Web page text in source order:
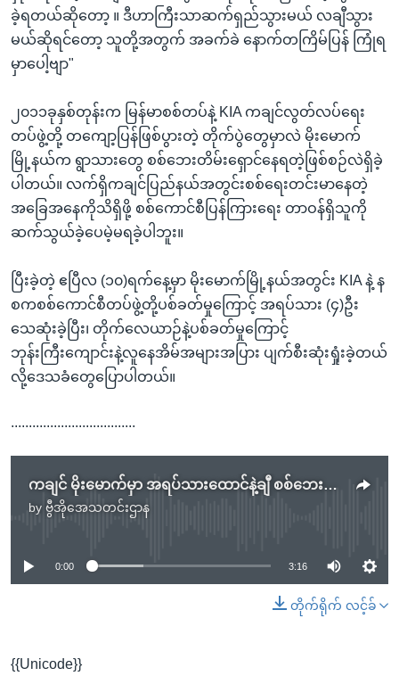
ခဲ့ရတယ်ဆိုတော့ ။ ဒီဟာကြီးသာဆက်ရှည်သွားမယ် လချီသွား
မယ်ဆိုရင်တော့ သူတို့အတွက် အခက်ခဲ နောက်တကြိမ်ပြန် ကြုံရ
မှာပေါ့ဗျာ"
၂၀၁၁ခုနှစ်တုန်းက မြန်မာစစ်တပ်နဲ့ KIA ကချင်လွတ်လပ်ရေး
တပ်ဖွဲ့တို့ တကျော့ပြန်ဖြစ်ပွားတဲ့ တိုက်ပွဲတွေမှာလဲ မိုးမောက်
မြို့နယ်က ရွာသားတွေ စစ်ဘေးတိမ်းရှောင်နေရတဲ့ဖြစ်စဉ်လဲရှိခဲ့
ပါတယ်။ လက်ရှိကချင်ပြည်နယ်အတွင်းစစ်ရေးတင်းမာနေတဲ့
အခြေအနေကိုသိရှိဖို့ စစ်ကောင်စီပြန်ကြားရေး တာဝန်ရှိသူကို
ဆက်သွယ်ခဲ့ပေမဲ့မရခဲ့ပါဘူး။
ပြီးခဲ့တဲ့ ဧပြီလ (၁၀)ရက်နေ့မှာ မိုးမောက်မြို့နယ်အတွင်း KIA နဲ့ န
စကစစ်ကောင်စီတပ်ဖွဲ့တို့ပစ်ခတ်မှုကြောင့် အရပ်သား (၄)ဦး
သေဆုံးခဲ့ပြီး၊ တိုက်လေယာဉ်နဲ့ပစ်ခတ်မှုကြောင့်
ဘုန်းကြီးကျောင်းနဲ့လူနေအိမ်အများအပြား ပျက်စီးဆုံးရှုံးခဲ့တယ်
လို့ဒေသခံတွေပြောပါတယ်။
...................................
ကချင် မိုးမောက်မှာ အရပ်သားထောင်နဲ့ချီ စစ်ဘေးရှောင်
by ဗွီအိုအေသတင်းဌာန
No media source currently available
0:00 3:16
တိုက်ရိုက် လင့်ခ်
{{Unicode}}